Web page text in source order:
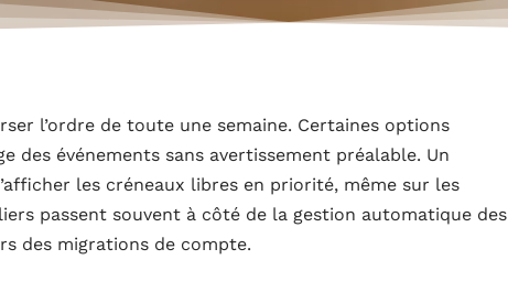
l’ordre de toute une semaine. Certaines options
des événements sans avertissement préalable. Un
les créneaux libres en priorité, même sur les
passent souvent à côté de la gestion automatique des
des migrations de compte.